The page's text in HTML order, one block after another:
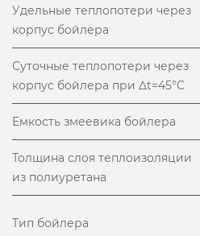
Удельные теплопотери через
корпус бойлера
Суточные теплопотери через
корпус бойлера при Δt=45°C
Емкость змеевика бойлера
Толщина слоя теплоизоляции
из полиуретана
Тип бойлера